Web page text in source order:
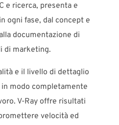
e ricerca, presenta e
ogni fase, dal concept e
documentazione di
di marketing.
e il livello di dettaglio
modo completamente
V-Ray offre risultati
velocità ed